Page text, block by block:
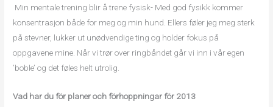
Min mentale trening blir å trene fysisk- Med god fysikk kommer
konsentrasjon både for meg og min hund. Ellers føler jeg meg sterk
på stevner, lukker ut unødvendige ting og holder fokus på
oppgavene mine. Når vi trør over ringbåndet går vi inn i vår egen
’boble’ og det føles helt utrolig.
Vad har du för planer och förhoppningar för 2013